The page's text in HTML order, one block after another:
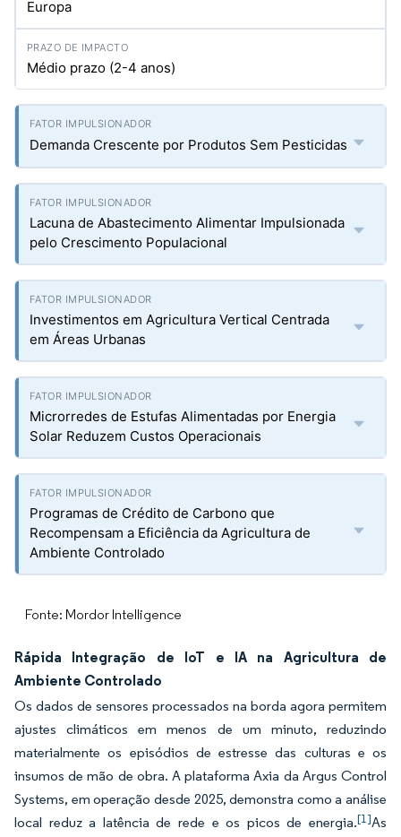
Europa
Médio prazo (2-4 anos)
Demanda Crescente por Produtos Sem Pesticidas
Lacuna de Abastecimento Alimentar Impulsionada
pelo Crescimento Populacional
Investimentos em Agricultura Vertical Centrada
em Áreas Urbanas
Microrredes de Estufas Alimentadas por Energia
Solar Reduzem Custos Operacionais
Programas de Crédito de Carbono que
Recompensam a Eficiência da Agricultura de
Ambiente Controlado
Fonte: Mordor Intelligence
Rápida Integração de IoT e IA na Agricultura de
Ambiente Controlado
Os dados de sensores processados na borda agora permitem
ajustes climáticos em menos de um minuto, reduzindo
materialmente os episódios de estresse das culturas e os
insumos de mão de obra. A plataforma Axia da Argus Control
Systems, em operação desde 2025, demonstra como a análise
local reduz a latência de rede e os picos de energia.[1]As